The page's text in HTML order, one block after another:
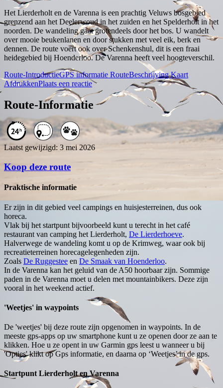
Het Lierderholt en de Varenna is een prachtig Veluws bosgebied
grenzend aan het Deelerwoud in het zuiden en het Spelderholt in het
noorden. De wandeling gaat grotendeels door het bos. U wandelt
over mooie beukenlanen en door stukken met veel eik, berk en
dennen. De route voert ook over Schenkenshul, dit is een fraai
heidegebied bij Hoenderloo. De Varenna heeft veel hoogteverschil.
Route-IntroductieGPS informatie RouteBeschrijvingKaart
AfdrukkenPlaats een reactie
Route-Informatie
Laatst gewijzigd: 3 mei 2026
Koop deze route
Praktische informatie
Er zijn in dit gebied veel campings en huisjesterreinen, dus ook
horeca.
Vlak bij het startpunt bijvoorbeeld kunt u terecht in het café
restaurant van camping het Lierderholt, De Lierderhoeve.
Halverwege de wandeling komt u op de Krimweg, waar ook bij
recreatieterreinen horecagelegenheden zijn.
Zoals De Ruggestee en De Smaak van Hoenderloo.
In de Varenna kan het geluid van de A50 hoorbaar zijn. Sommige
paden in de Varenna moet u delen met mountainbikers. Deze zijn
vooral in het weekend actief.
'Weetjes' in waypoints
De 'weetjes' bij deze route zijn opgenomen in waypoints. In de
meeste gps-apps op uw smartphone kunt u ze openen door ze aan te
klikken. Hoe u ze opent in uw Garmin gps leest u wanneer u bij
'Opties' klikt op Gps informatie, en daarna op ‘Weetjes’ in de gps.
Startpunt Lierderholt en Varenna